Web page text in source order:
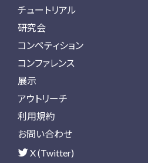
チュートリアル
研究会
コンペティション
コンファレンス
展示
アウトリーチ
利用規約
お問い合わせ
X (Twitter)